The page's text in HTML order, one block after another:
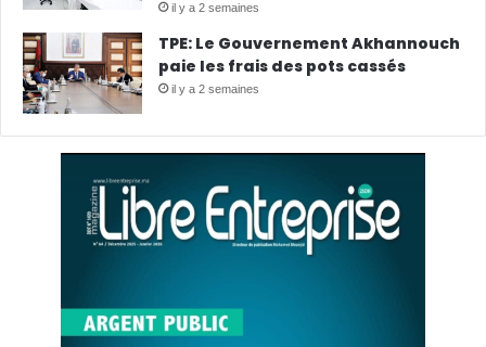
il y a 2 semaines
TPE: Le Gouvernement Akhannouch
paie les frais des pots cassés
il y a 2 semaines